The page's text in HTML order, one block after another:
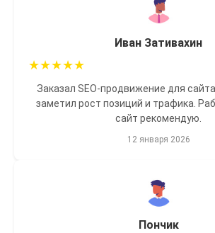
Иван Зативахин
★★★★★
Заказал SEO-продвижение для
заметил рост позиций и трафика.
сайт рекомендую.
12 января 2026
Пончик